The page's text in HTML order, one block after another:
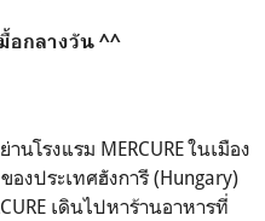
อกลางวัน ^^
านโรงแรม MERCURE ในเมือง
องประเทศฮังการี (Hungary)
เดินไปหาร้านอาหารที่